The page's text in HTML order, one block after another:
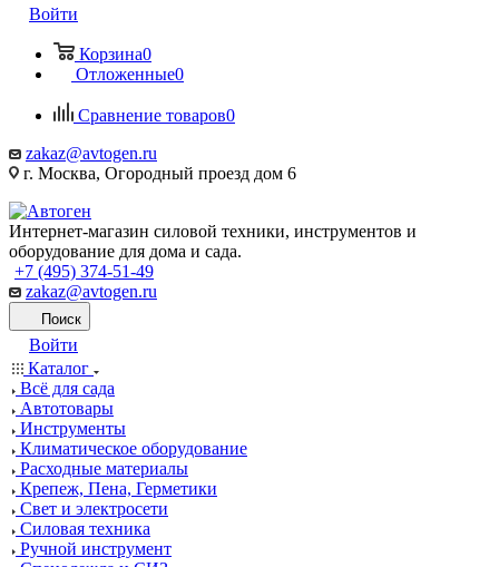
Войти
Корзина0
Отложенные0
Сравнение товаров0
zakaz@avtogen.ru
г. Москва, Огородный проезд дом 6
Интернет-магазин силовой техники, инструментов и
оборудование для дома и сада.
+7 (495) 374-51-49
zakaz@avtogen.ru
Поиск
Войти
Каталог
Всё для сада
Автотовары
Инструменты
Климатическое оборудование
Расходные материалы
Крепеж, Пена, Герметики
Свет и электросети
Силовая техника
Ручной инструмент